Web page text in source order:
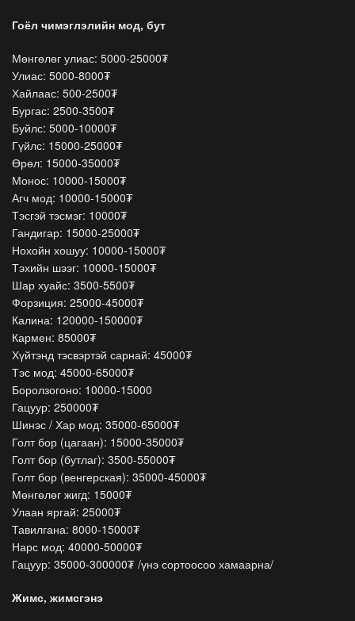
Гоёл чимэглэлийн мод, бут
Мөнгөлөг улиас: 5000-25000₮
Улиас: 5000-8000₮
Хайлаас: 500-2500₮
Бургас: 2500-3500₮
Буйлс: 5000-10000₮
Гүйлс: 15000-25000₮
Өрөл: 15000-35000₮
Монос: 10000-15000₮
Агч мод: 10000-15000₮
Тэсгэй тэсмэг: 10000₮
Гандигар: 15000-25000₮
Нохойн хошуу: 10000-15000₮
Тэхийн шээг: 10000-15000₮
Шар хуайс: 3500-5500₮
Форзиция: 25000-45000₮
Калина: 120000-150000₮
Кармен: 85000₮
Хүйтэнд тэсвэртэй сарнай: 45000₮
Тэс мод: 45000-65000₮
Боролзогоно: 10000-15000
Гацуур: 250000₮
Шинэс / Хар мод: 35000-65000₮
Голт бор (цагаан): 15000-35000₮
Голт бор (бутлаг): 3500-55000₮
Голт бор (венгерская): 35000-45000₮
Мөнгөлөг жигд: 15000₮
Улаан яргай: 25000₮
Тавилгана: 8000-15000₮
Нарс мод: 40000-50000₮
Гацуур: 35000-300000₮ /үнэ сортоосоо хамаарна/
Жимс, жимсгэнэ